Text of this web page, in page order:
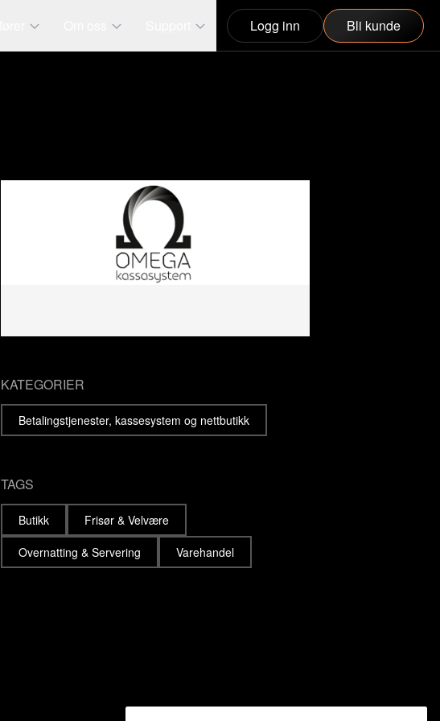
Logg inn Bli kunde
KATEGORIER
Betalingstjenester, kassesystem og nettbutikk
TAGS
Butikk
Frisør & Velvære
Overnatting & Servering
Varehandel